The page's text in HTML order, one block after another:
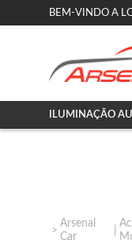
BEM-VINDO A
ILUMINAÇÃO
Arsenal
Car